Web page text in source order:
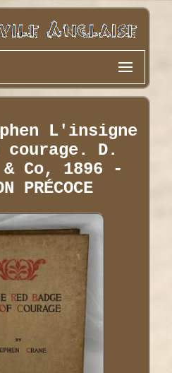
L'insigne
courage. D.
Co, 1896 -
PRÉCOCE